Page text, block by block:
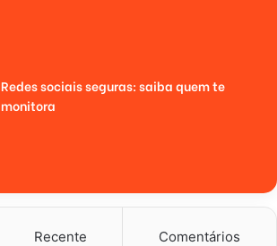
Redes sociais seguras: saiba quem te
monitora
Recente Comentários